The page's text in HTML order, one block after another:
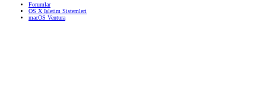
Forumlar
OS X İşletim Sistemleri
macOS Ventura